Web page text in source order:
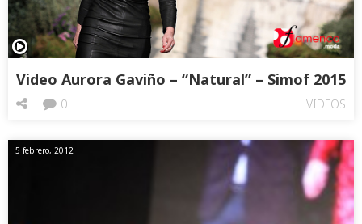
Video Aurora Gaviño – “Natural” – Simof 2015
VIDEOS
0
5 febrero, 2012